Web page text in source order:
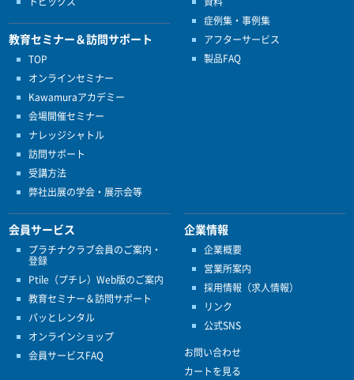
教育セミナー＆訪問サポート
TOP
オンラインセミナー
Kawamuraアカデミー
会場開催セミナー
ナレッジシャトル
訪問サポート
受講方法
弊社出展の学会・展示会等
症例集・事例集
アフターサービス
製品FAQ
会員サービス
プラチナクラブ会員のご案内・
登録
Ptile（プチレ）Web版のご案内
教育セミナー＆訪問サポート
パッとレンタル
オンラインショップ
会員サービスFAQ
企業情報
企業概要
営業所案内
採用情報（求人情報）
リンク
公式SNS
お問い合わせ
カートを見る